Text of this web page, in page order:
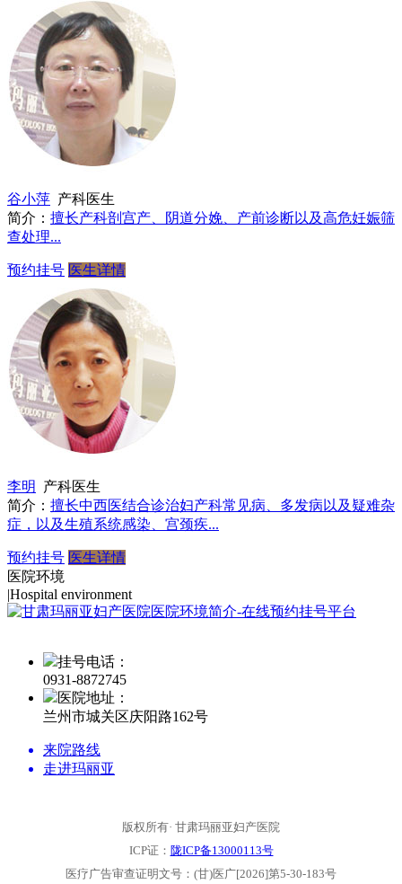
谷小萍 产科医生
简介： 擅长产科剖宫产、阴道分娩、产前诊断以及高危妊娠筛
查处理...
预约挂号 医生详情
李明
产科医生
简介： 擅长中西医结合诊治妇产科常见病、多发病以及疑难杂
症，以及生殖系统感染、宫颈疾...
预约挂号 医生详情
医院环境
|Hospital environment
挂号电话：
0931-8872745
医院地址：
兰州市城关区庆阳路162号
来院路线
走进玛丽亚
版权所有· 甘肃玛丽亚妇产医院
ICP证： 陇ICP备13000113号
医疗广告审查证明文号：(甘)医广[2026]第5-30-183号